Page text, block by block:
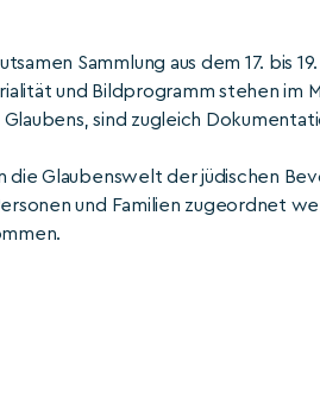
Sammlung aus dem 17. bis
und Bildprogramm stehen im
sind zugleich
Glaubenswelt der jüdischen
und Familien zugeordnet